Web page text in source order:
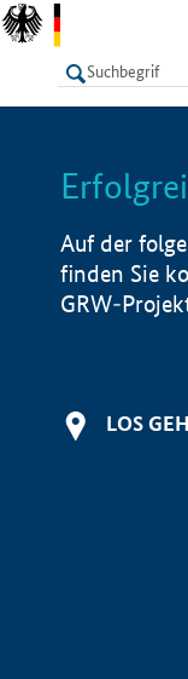
LISTE
Auf der
finden Sie
GRW-
LOS